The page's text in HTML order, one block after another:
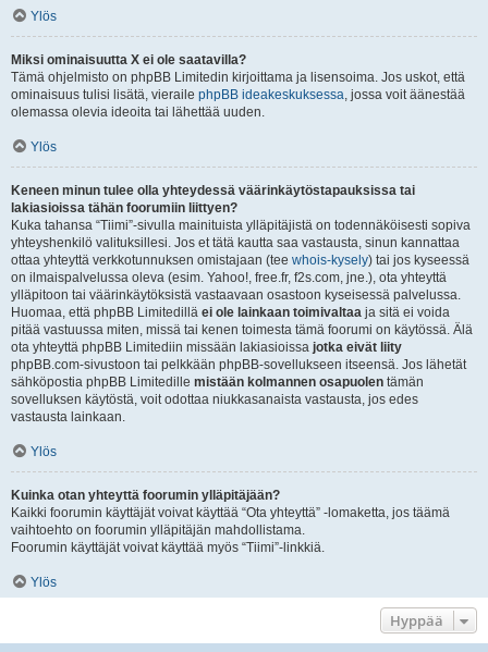
Ylös
Miksi ominaisuutta X ei ole saatavilla?
Tämä ohjelmisto on phpBB Limitedin kirjoittama ja lisensoima. Jos uskot, että
ominaisuus tulisi lisätä, vieraile phpBB ideakeskuksessa, jossa voit äänestää
olemassa olevia ideoita tai lähettää uuden.
Ylös
Keneen minun tulee olla yhteydessä väärinkäytöstapauksissa tai
lakiasioissa tähän foorumiin liittyen?
Kuka tahansa “Tiimi”-sivulla mainituista ylläpitäjistä on todennäköisesti sopiva
yhteyshenkilö valituksillesi. Jos et tätä kautta saa vastausta, sinun kannattaa
ottaa yhteyttä verkkotunnuksen omistajaan (tee whois-kysely) tai jos kyseessä
on ilmaispalvelussa oleva (esim. Yahoo!, free.fr, f2s.com, jne.), ota yhteyttä
ylläpitoon tai väärinkäytöksistä vastaavaan osastoon kyseisessä palvelussa.
Huomaa, että phpBB Limitedillä ei ole lainkaan toimivaltaa ja sitä ei voida
pitää vastuussa miten, missä tai kenen toimesta tämä foorumi on käytössä. Älä
ota yhteyttä phpBB Limitediin missään lakiasioissa jotka eivät liity
phpBB.com-sivustoon tai pelkkään phpBB-sovellukseen itseensä. Jos lähetät
sähköpostia phpBB Limitedille mistään kolmannen osapuolen tämän
sovelluksen käytöstä, voit odottaa niukkasanaista vastausta, jos edes
vastausta lainkaan.
Ylös
Kuinka otan yhteyttä foorumin ylläpitäjään?
Kaikki foorumin käyttäjät voivat käyttää “Ota yhteyttä” -lomaketta, jos täämä
vaihtoehto on foorumin ylläpitäjän mahdollistama.
Foorumin käyttäjät voivat käyttää myös “Tiimi”-linkkiä.
Ylös
Hyppää